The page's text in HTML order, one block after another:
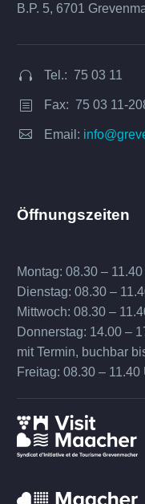
B.P. 5, 6701

 Tel.: 75 03 11
b
b Fax: 75 03 11-

 Email:
Öffnungszeiten
Montag: 08.30 –
Dienstag: 08.30 –
Mittwoch: 08.30 –
Donnerstag: 14.00 –
mit Termin, buchbar
Freitag: 08.30 –